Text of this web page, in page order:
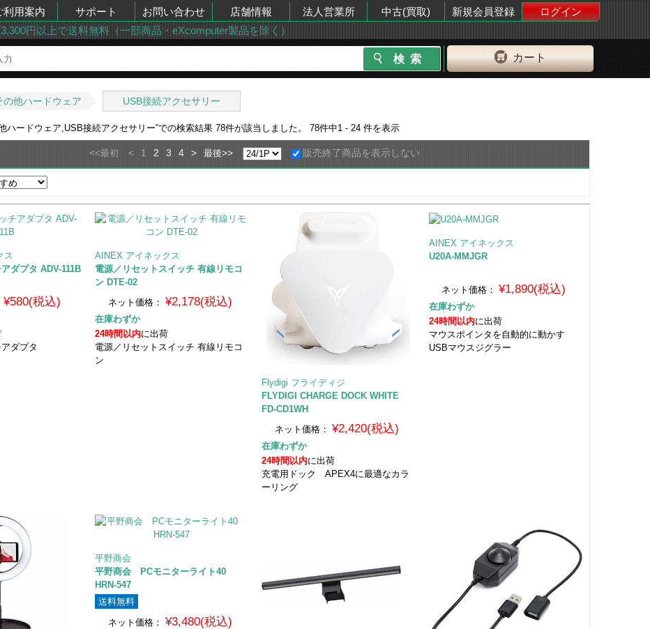
利用案内 サポート お問い合わせ 店舗情報 法人営業所 中古(買取) 新規会員登録
ログイン
円以上で送料無料（一部商品・eXcomputer製品を除く）
カート
の他ハードウェア USB接続アクセサリー
ハードウェア,USB接続アクセサリー”での検索結果 78件が該当しました。 78件中1 - 24 件を表示
<<最初 < 1 2 3 4 > 最後>> 販売終了商品を表示しない
ス
ダプタ ADV-111B
¥580(税込)
ダプタ
AINEX アイネックス
電源／リセットスイッチ 有線リモコ
ン DTE-02
ネット価格： ¥2,178(税込)
在庫わずか
24時間以内に出荷
電源／リセットスイッチ 有線リモコ
ン
Flydigi フライディジ
FLYDIGI CHARGE DOCK WHITE
FD-CD1WH
ネット価格：
¥2,420(税込)
在庫わずか
24時間以内に出荷
充電用ドック APEX4に最適なカラ
ーリング
AINEX アイネックス
U20A-MMJGR
ネット価格： ¥1,890(税込)
在庫わずか
24時間以内に出荷
マウスポインタを自動的に動かす
USBマウスジグラー
平野商会
平野商会 PCモニターライト40
HRN-547
送料無料
ネット価格： ¥3,480(税込)